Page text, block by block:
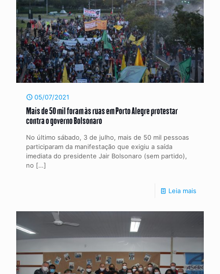
05/07/2021
Mais de 50 mil foram às ruas em Porto Alegre protestar
contra o governo Bolsonaro
No último sábado, 3 de julho, mais de 50 mil pessoas
participaram da manifestação que exigiu a saída
imediata do presidente Jair Bolsonaro (sem partido),
no […]
Leia mais